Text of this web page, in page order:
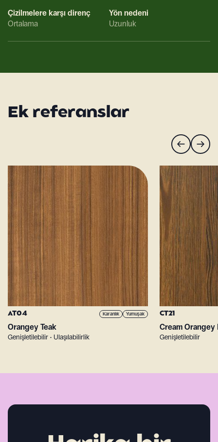
Çizilmelere karşı direnç
Ortalama
Yön nedeni
Uzunluk
Ek referanslar
AT04 Karanlık Yumuşak
Orangey Teak
Genişletilebilir • Ulaşılabilirlik
CT21
Cream Orangey
Genişletilebilir